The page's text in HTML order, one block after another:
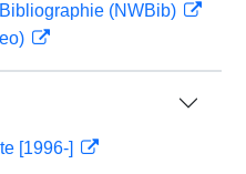
(NWBib)
[1996-]